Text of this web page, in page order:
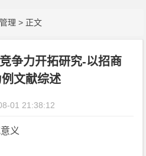
理 > 正文
争力开拓研究-以招商
文献综述
01 21:38:12
义